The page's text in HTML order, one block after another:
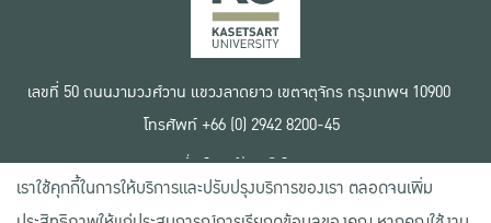
เลขที่ 50 ถนนงามวงศ์วาน แขวงลาดยาว เขตจตุจักร กรุงเทพฯ 10900
โทรศัพท์ +66 (0) 2942 8200-45
เงื่อนไขการใช้งานเว็บไซต์
ข้อตกลงด้านสิทธิ์ใช้งาน
นโยบายความเป็นส่วนตัว
เราใช้คุกกี้ในการให้บริการและปรับปรุงบริการของเรา ตลอดจนเพิ่ม